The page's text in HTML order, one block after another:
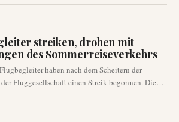
streiken, drohen mit
des Sommerreiseverkehrs
haben nach dem Scheitern der
Fluggesellschaft einen Streik begonnen. Die
am 2. August 2026, beeinträchtigt eines der
im gesamten WestJet-Netzwerk.